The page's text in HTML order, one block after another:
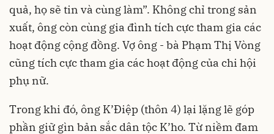
quả, họ sẽ tin và cùng làm”. Không chỉ trong sản
xuất, ông còn cùng gia đình tích cực tham gia các
hoạt động cộng đồng. Vợ ông - bà Phạm Thị Vòng
cũng tích cực tham gia các hoạt động của chi hội
phụ nữ.
Trong khi đó, ông K’Điệp (thôn 4) lại lặng lẽ góp
phần giữ gìn bản sắc dân tộc K’ho. Từ niềm đam